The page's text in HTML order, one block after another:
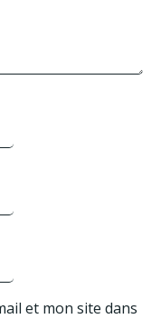
et mon site dans